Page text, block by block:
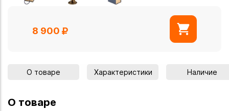
8 900
О товаре Характеристики Наличие
О товаре